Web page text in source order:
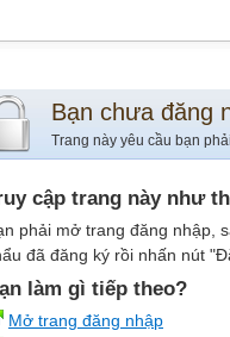
Bạn chưa đăng
Trang này yêu cầu bạn
cập trang này như
phải mở trang đăng nhập,
đã đăng ký rồi nhấn nút
làm gì tiếp theo?
Mở trang đăng nhập